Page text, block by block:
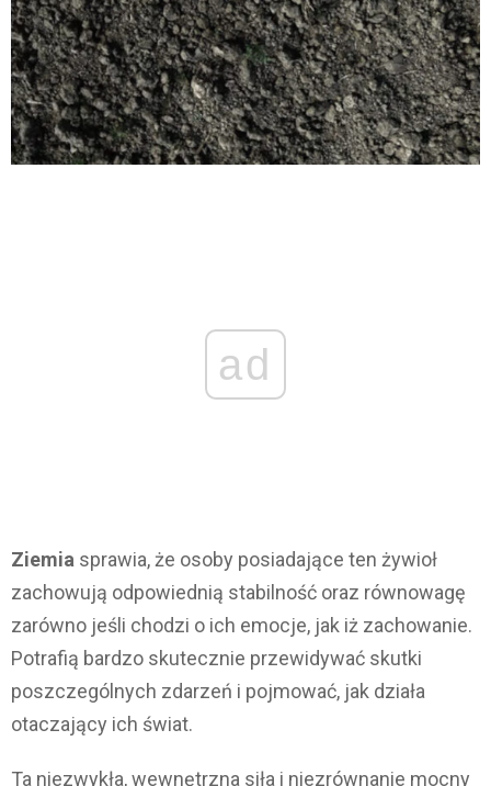
ad
Ziemia sprawia, że osoby posiadające ten żywioł
zachowują odpowiednią stabilność oraz równowagę
zarówno jeśli chodzi o ich emocje, jak iż zachowanie.
Potrafią bardzo skutecznie przewidywać skutki
poszczególnych zdarzeń i pojmować, jak działa
otaczający ich świat.
Ta niezwykła, wewnętrzna siła i niezrównanie mocny